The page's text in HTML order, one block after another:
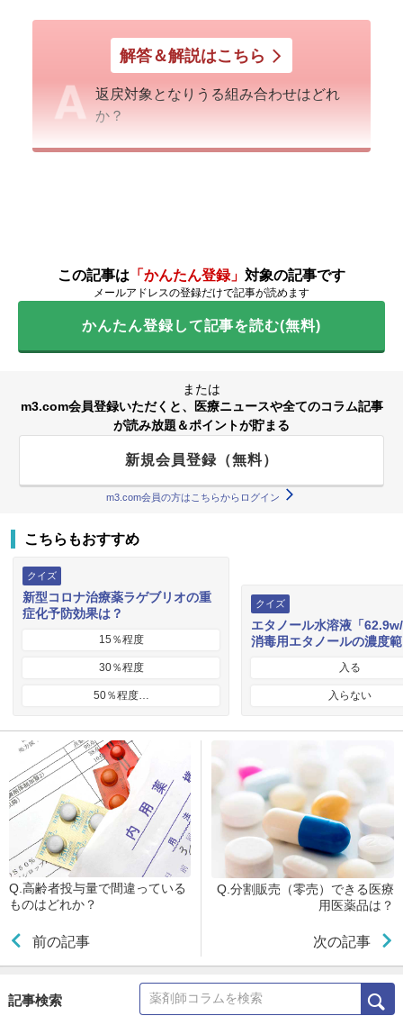
解答＆解説はこちら
返戻対象となりうる組み合わせはどれ
か？
この記事は 「かんたん登録」 対象の記事です
メールアドレスの登録だけで記事が読めます
かんたん登録して記事を読む(無料)
または
m3.com会員登録いただくと、医療ニュースや全てのコラム記事
が読み放題＆ポイントが貯まる
新規会員登録（無料）
m3.com会員の方はこちらからログイン
こちらもおすすめ
クイズ
新型コロナ治療薬ラゲブリオの重
症化予防効果は？
15％程度
30％程度
50％程度…
クイズ
エタノール水溶液「
消毒用エタノールの濃度
入る
入らない
Q.高齢者投与量で間違っている
ものはどれか？
前の記事
Q.分割販売（零売）できる医療
用医薬品は？
次の記事
記事検索